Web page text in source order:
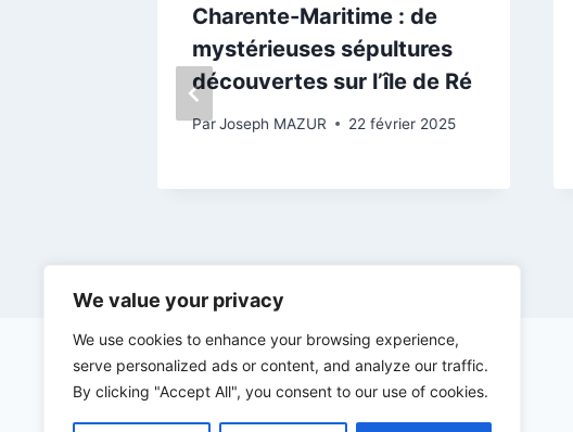
We value your privacy
We use cookies to enhance your browsing experience,
serve personalized ads or content, and analyze our traffic.
By clicking "Accept All", you consent to our use of cookies.
Charente-Maritime : de
mystérieuses sépultures
découvertes sur l’île de Ré
ParJoseph MAZUR 22 février 2025